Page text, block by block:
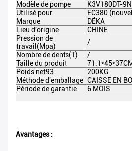
Modèle de pompe
K3V180DT-
Utilisé pour
EC380
Marque
DÉKA
Lieu d'origine
CHINE
Pression de
travail(Mpa)
/
Nombre de dents(T)
/
Taille du produit
71.1*45*37CM
Poids net93
200KG
Méthode d'emballage CAISSE EN
Période de garantie
6 MOIS
Avantages :